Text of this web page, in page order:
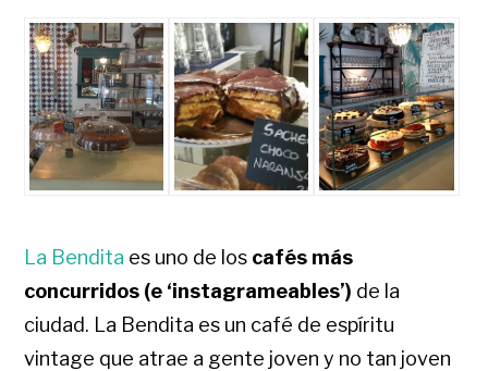
La Bendita es uno de los cafés más
concurridos (e ‘instagrameables’) de la
ciudad. La Bendita es un café de espíritu
vintage que atrae a gente joven y no tan joven